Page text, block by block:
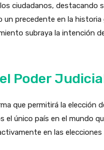
ciudadanos,
precedente en la
subraya la intención
Poder
que permitirá la
único país en el mundo
en las